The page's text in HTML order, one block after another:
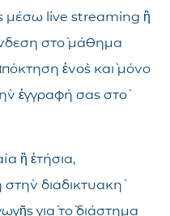
μέσω live streaming ἢ
στὸ μάθημα
ἑνὸς καὶ μόνο
ἐγγραφή σας στὸ
ἢ ἐτήσια,
διαδικτυακὴ
γιὰ τὸ διάστημα